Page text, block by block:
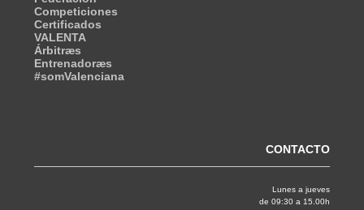
Competiciones
Certificados
VALENTA
Árbitræs
Entrenadoræs
#somValenciana
CONTACTO
Lunes a jueves
de 09:30 a 15.00h